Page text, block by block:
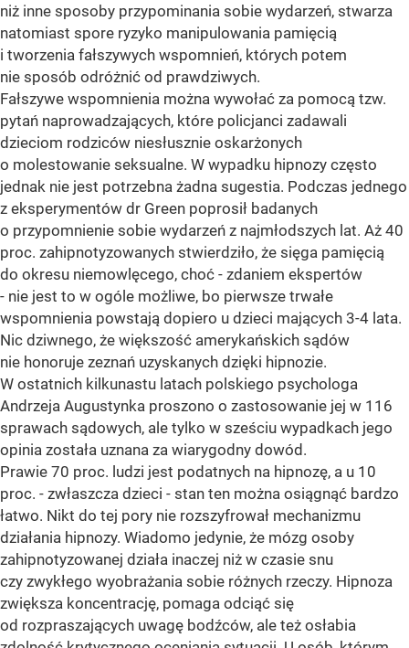
niż inne sposoby przypominania sobie wydarzeń, stwarza
natomiast spore ryzyko manipulowania pamięcią
i tworzenia fałszywych wspomnień, których potem
nie sposób odróżnić od prawdziwych.
Fałszywe wspomnienia można wywołać za pomocą tzw.
pytań naprowadzających, które policjanci zadawali
dzieciom rodziców niesłusznie oskarżonych
o molestowanie seksualne. W wypadku hipnozy często
jednak nie jest potrzebna żadna sugestia. Podczas jednego
z eksperymentów dr Green poprosił badanych
o przypomnienie sobie wydarzeń z najmłodszych lat. Aż 40
proc. zahipnotyzowanych stwierdziło, że sięga pamięcią
do okresu niemowlęcego, choć - zdaniem ekspertów
- nie jest to w ogóle możliwe, bo pierwsze trwałe
wspomnienia powstają dopiero u dzieci mających 3-4 lata.
Nic dziwnego, że większość amerykańskich sądów
nie honoruje zeznań uzyskanych dzięki hipnozie.
W ostatnich kilkunastu latach polskiego psychologa
Andrzeja Augustynka proszono o zastosowanie jej w 116
sprawach sądowych, ale tylko w sześciu wypadkach jego
opinia została uznana za wiarygodny dowód.
Prawie 70 proc. ludzi jest podatnych na hipnozę, a u 10
proc. - zwłaszcza dzieci - stan ten można osiągnąć bardzo
łatwo. Nikt do tej pory nie rozszyfrował mechanizmu
działania hipnozy. Wiadomo jedynie, że mózg osoby
zahipnotyzowanej działa inaczej niż w czasie snu
czy zwykłego wyobrażania sobie różnych rzeczy. Hipnoza
zwiększa koncentrację, pomaga odciąć się
od rozpraszających uwagę bodźców, ale też osłabia